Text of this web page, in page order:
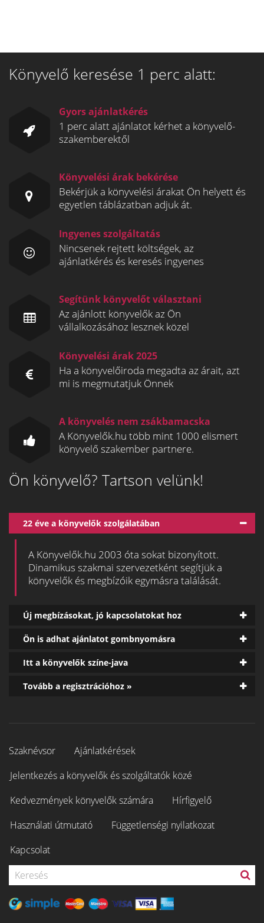
Könyvelő keresése 1 perc alatt:
Gyors ajánlatkérés
1 perc alatt ajánlatot kérhet a könyvelő-
szakemberektől
Könyvelési árak bekérése
Bekérjük a könyvelési árakat Ön helyett és
egyetlen táblázatban adjuk át.
Ingyenes szolgáltatás
Nincsenek rejtett költségek, az
ajánlatkérés és keresés ingyenes
Segítünk könyvelőt választani
Az ajánlott könyvelők az Ön
vállalkozásához lesznek közel
Könyvelési árak 2025
Ha a könyvelőiroda megadta az árait, azt
mi is megmutatjuk Önnek
A könyvelés nem zsákbamacska
A Könyvelők.hu több mint 1000 elismert
könyvelő szakember partnere.
Ön könyvelő? Tartson velünk!
22 éve a könyvelők szolgálatában
A Könyvelők.hu 2003 óta sokat bizonyított.
Dinamikus szakmai szervezetként segítjük a
könyvelők és megbízóik egymásra találását.
Új megbízásokat, jó kapcsolatokat hoz
Ön is adhat ajánlatot gombnyomásra
Itt a könyvelők színe-java
Tovább a regisztrációhoz »
Szaknévsor
Ajánlatkérések
Jelentkezés a könyvelők és szolgáltatók közé
Kedvezmények könyvelők számára
Hírfigyelő
Használati útmutató
Függetlenségi nyilatkozat
Kapcsolat